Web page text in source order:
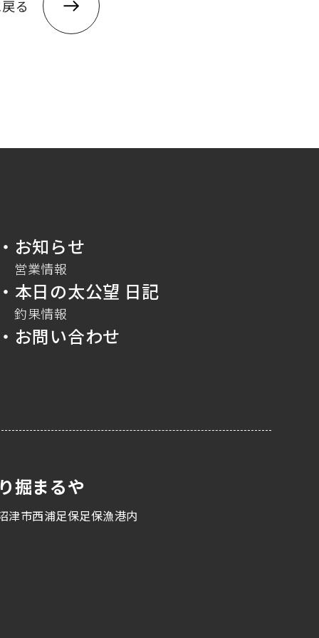
る
お知らせ
営業情報
本日の太公望 日記
釣果情報
お問い合わせ
掘まるや
津市西浦足保足保漁港内